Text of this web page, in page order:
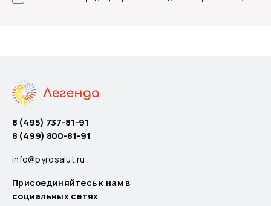
8 (495) 737-81-91
8 (499) 800-81-91
info@pyrosalut.ru
Присоединяйтесь к нам в
социальных сетях